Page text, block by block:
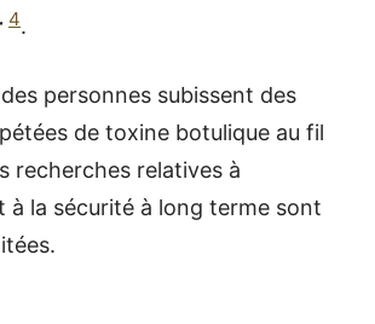
4.
personnes subissent des
de toxine botulique au fil
recherches relatives à
à la sécurité à long terme sont